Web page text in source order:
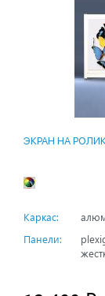
ЭКРАН НА
Каркас:
Панели: